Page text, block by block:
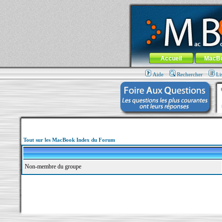
MacBook-fr.com : 100% Apple... 100%
Aller au contenu-Aller au menu
Menu général
Accueil
Aide Rechercher
Tout sur les MacBook Index du Forum
Non-membre du groupe